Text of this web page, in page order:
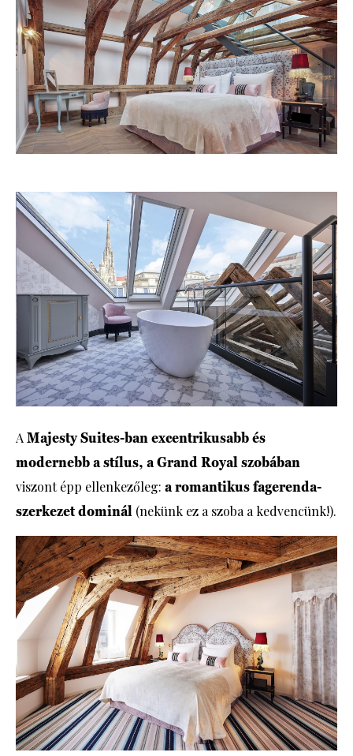
AMajesty Suites-ban excentrikusabb és
modernebb a stílus, a Grand Royal szobában
viszont épp ellenkezőleg: a romantikus fagerenda-
szerkezet dominál (nekünk ez a szoba a kedvencünk!).